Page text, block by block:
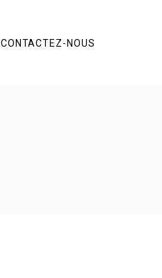
CONTACTEZ-NOUS